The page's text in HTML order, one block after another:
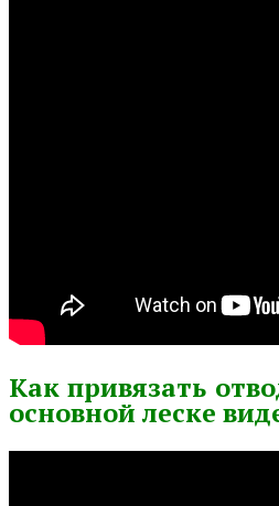
Как привязать
основной леске